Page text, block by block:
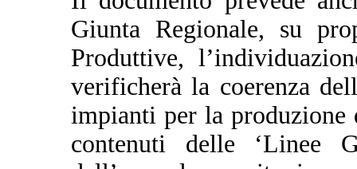
Giunta Regionale, su
Produttive,
verificherà la coerenza
impianti per la
contenuti delle ‘Linee